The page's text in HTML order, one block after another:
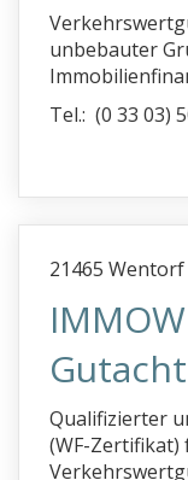
unbebauter
Tel.: (0 33 03)
21465
Qualifizierter
(WF-Zertifikat)